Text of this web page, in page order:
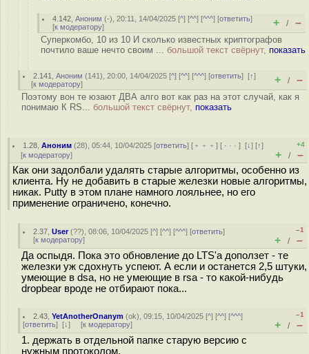
4.142 ,Аноним (-), 20:11, 14/04/2025 [^] [^^] [^^^] [ответить]
[к модератору] + / –
Суперкомбо, 10 из 10 И сколько известных криптографов
почтило ваше нечто своим ... большой текст свёрнут, показать
2.141 ,Аноним (141), 20:00, 14/04/2025 [^] [^^] [^^^] [ответить][↑]
[к модератору] + / –
Поэтому вон те юзают ДВА алго вот как раз на этот случай, как я
понимаю К RS... большой текст свёрнут, показать
1.28 ,Аноним (28), 05:44, 10/04/2025 [ответить] [ ﹢﹢﹢] [ · · ·][↓] [↑]
[к модератору]
+4
+ / –
Как они задолбали удалять старые алгоритмы, особенно из
клиента. Ну не добавить в старые железки новые алгоритмы,
никак. Putty в этом плане намного лояльнее, но его
применение ограничено, конечно.
2.37 ,User(??), 08:06, 10/04/2025 [^] [^^] [^^^] [ответить]
[к модератору]
–1
+ / –
Да оспыдя. Пока это обновление до LTS'а доползет - те
железки уж сдохнуть успеют. А если и останется 2,5 штуки,
умеющие в dsa, но не умеющие в rsa - то какой-нибудь
dropbear вроде не отбирают пока...
2.43 ,YetAnotherOnanym (ok), 09:15, 10/04/2025 [^] [^^] [^^^]
[ответить] [↓] [к модератору]
–1
+ / –
1. держать в отдельной папке старую версию с
нужным протоколом.